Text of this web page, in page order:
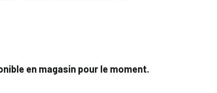
en magasin pour le moment.